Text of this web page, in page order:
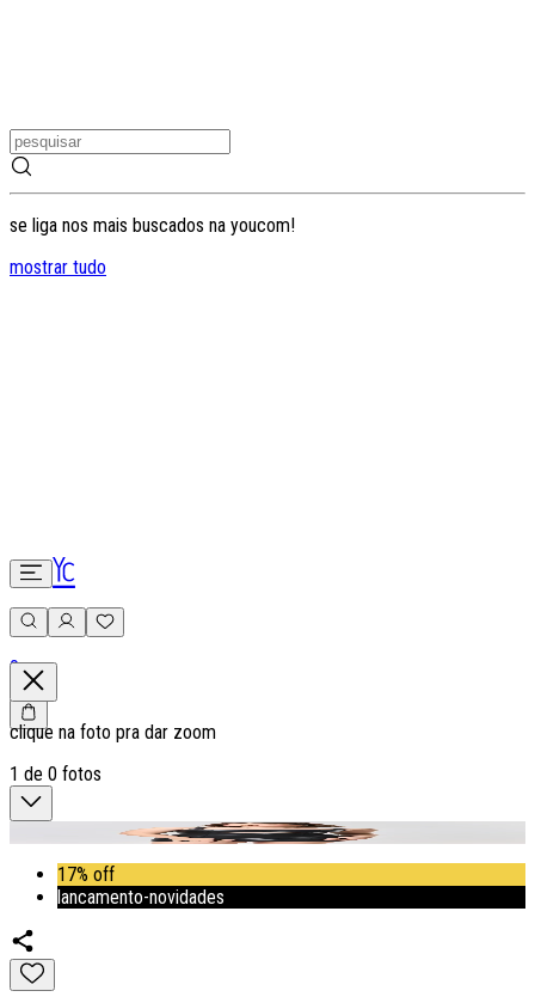
se liga nos mais buscados na youcom!
mostrar tudo
0
clique na foto pra dar zoom
1 de 0 fotos
17% off
lancamento-novidades